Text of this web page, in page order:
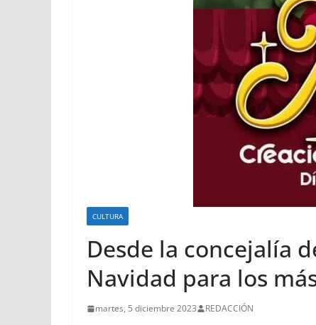
CULTURA
Desde la concejalía
Navidad para los
martes, 5 diciembre 2023 REDACCIÓN